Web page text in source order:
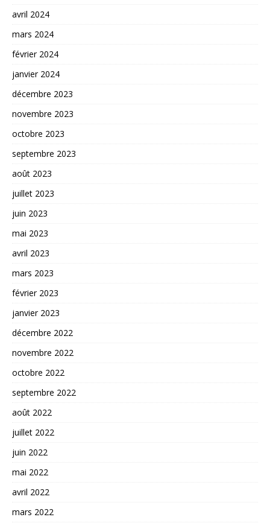
avril 2024
mars 2024
février 2024
janvier 2024
décembre 2023
novembre 2023
octobre 2023
septembre 2023
août 2023
juillet 2023
juin 2023
mai 2023
avril 2023
mars 2023
février 2023
janvier 2023
décembre 2022
novembre 2022
octobre 2022
septembre 2022
août 2022
juillet 2022
juin 2022
mai 2022
avril 2022
mars 2022